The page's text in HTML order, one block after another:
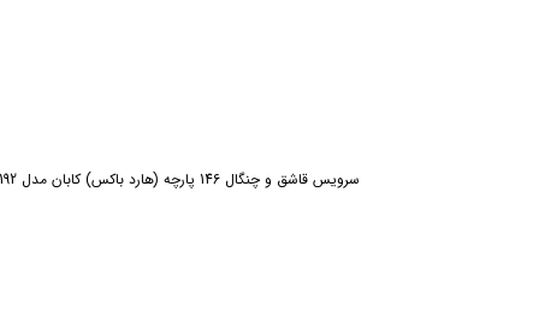
سرویس قاشق و چنگال 146 پارچه (هارد باکس) کابان مدل 192